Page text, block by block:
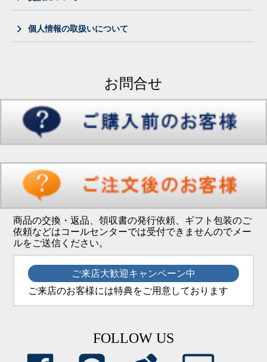
個人情報の取扱いについて
お問合せ
商品の交換・返品、領収書の発行依頼、ギフト包装のご
依頼などはコールセンターでは受付できませんのでメー
ルをご送信ください。
ご来店大歓迎キャンペーン中
ご来店のお客様には特典をご用意しております
FOLLOW US